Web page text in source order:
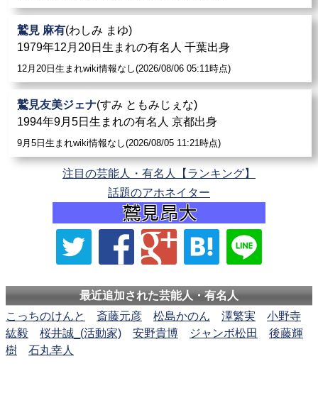
鷲見 麻有(わしみ まゆ)
1979年12月20日生まれの有名人 千葉出身
12月20日生まれwiki情報なし(2026/08/06 05:11時点)
鷲見友美ジェナ(すみ ともみじぇな)
1994年9月5日生まれの有名人 京都出身
9月5日生まれwiki情報なし(2026/08/05 11:21時点)
注目の芸能人・有名人【ランキング】
話題のアホネイター
最近追加された芸能人・有名人
こっちのけんと
斎藤元彦 松島かのん 澤繁実
小野寺
紘毅
桜井誠_(活動家) 安野貴博 ジャンボ松田
後藤輝
樹
石丸幸人